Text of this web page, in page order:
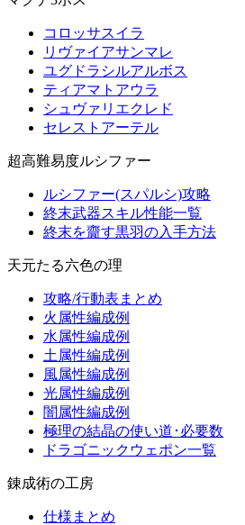
コロッサスイラ
リヴァイアサンマレ
ユグドラシルアルボス
ティアマトアウラ
シュヴァリエクレド
セレストアーテル
超高難易度ルシファー
ルシファー(スパルシ)攻略
終末武器スキル性能一覧
終末を齎す黒羽の入手方法
天元たる六色の理
攻略/行動表まとめ
火属性編成例
水属性編成例
土属性編成例
風属性編成例
光属性編成例
闇属性編成例
極理の結晶の使い道･必要数
ドラゴニックウェポン一覧
錬成術の工房
仕様まとめ